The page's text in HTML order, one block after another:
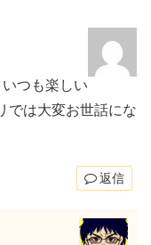
つも楽しい
では大変お世話にな
返信